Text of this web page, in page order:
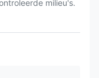
milieu's.